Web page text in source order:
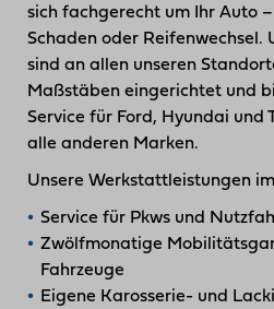
sich fachgerecht um Ihr Auto
Schaden oder Reifenwechsel.
sind an allen unseren
Maßstäben eingerichtet und
Service für Ford, Hyundai und
alle anderen Marken.
Unsere Werkstattleistungen
Service für Pkws und
Zwölfmonatige
Fahrzeuge
Eigene Karosserie- und